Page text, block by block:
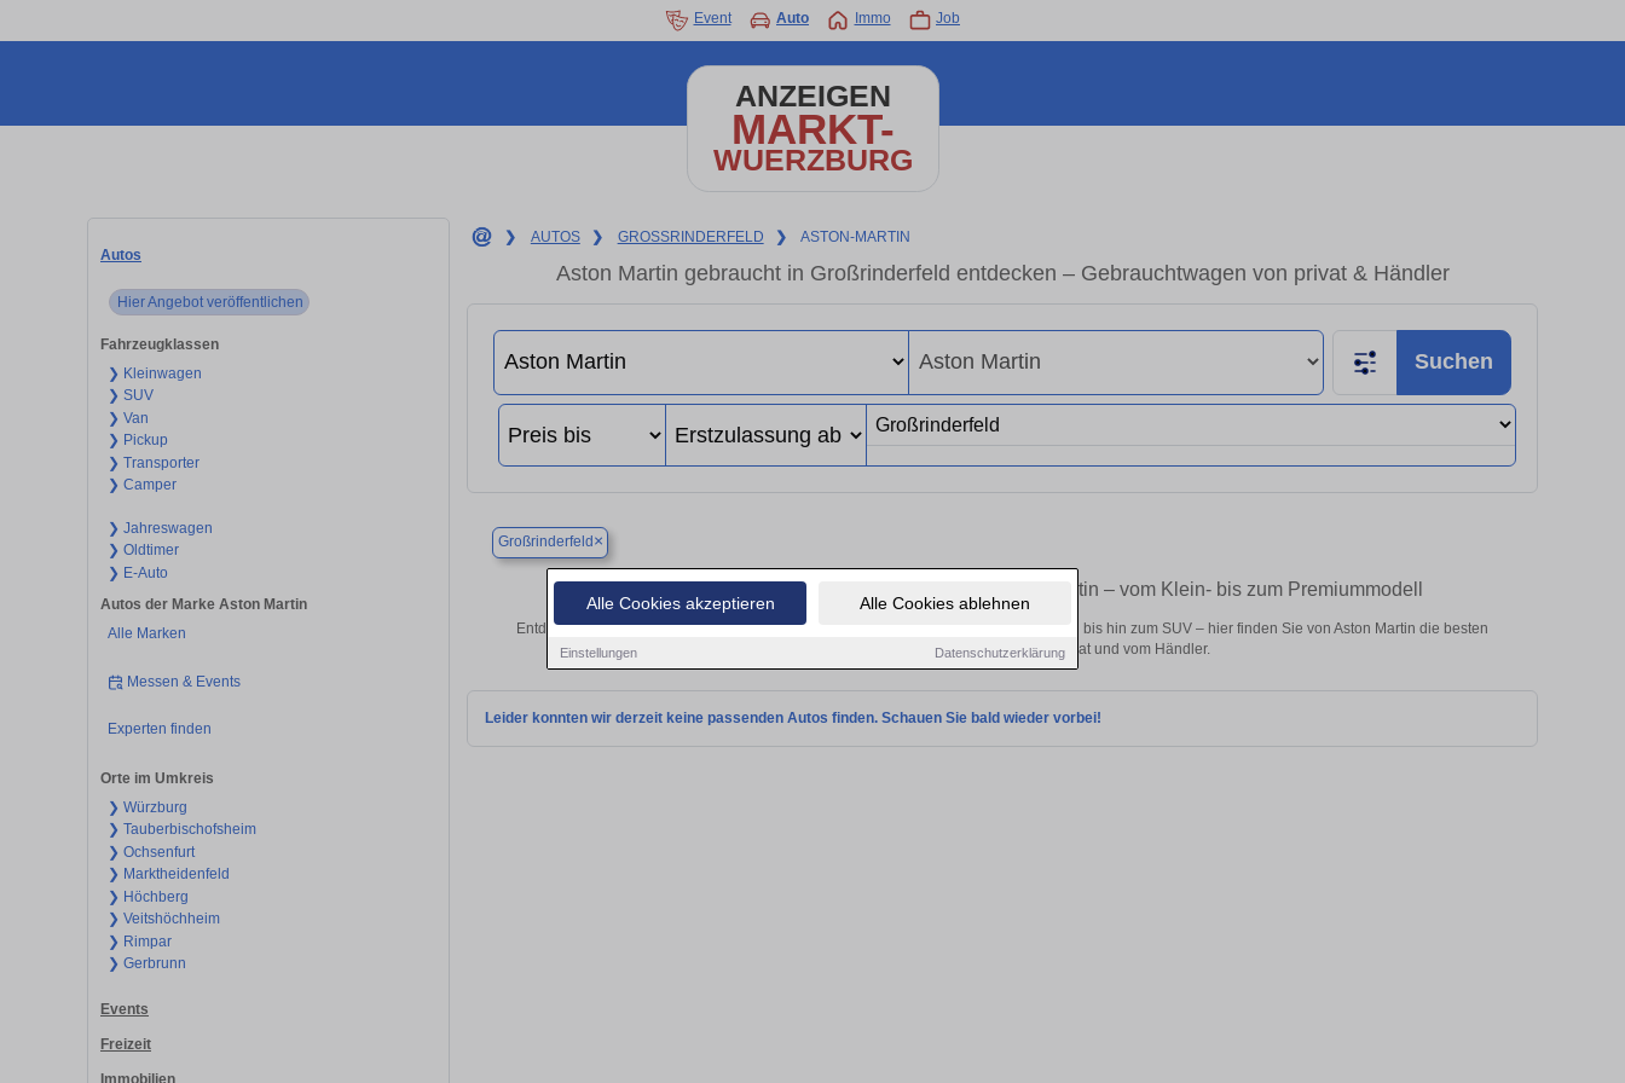
Alle Cookies akzeptieren Alle Cookies ablehnen
Einstellungen Datenschutzerklärung
Event Auto Immo Job
ANZEIGEN
MARKT-
WUERZBURG
Autos
Hier Angebot veröffentlichen
Fahrzeugklassen
❯ Kleinwagen
❯ SUV
❯ Van
❯ Pickup
❯ Transporter
❯ Camper
❯ Jahreswagen
❯ Oldtimer
❯ E-Auto
Autos der Marke Aston Martin
Alle Marken
Messen & Events
Experten finden
Orte im Umkreis
❯ Würzburg
❯ Tauberbischofsheim
❯ Ochsenfurt
❯ Marktheidenfeld
❯ Höchberg
❯ Veitshöchheim
❯ Rimpar
❯ Gerbrunn
Events
Freizeit
Immobilien
❯ AUTOS ❯ GROSSRINDERFELD ❯ ASTON-MARTIN
Aston Martin gebraucht in Großrinderfeld entdecken – Gebrauchtwagen von privat & Händler
Suchen
Großrinderfeld ×
Finden Sie in Großrinderfeld Ihren gebrauchten Aston Martin – vom Klein- bis zum Premiummodell
Entdecken Sie in Großrinderfeld gebrauchte Aston Martin Fahrzeuge. Von Kleinwagen bis hin zum SUV – hier finden Sie von Aston Martin die besten
Gebrauchtwagen in Großrinderfeld von privat und vom Händler.
Leider konnten wir derzeit keine passenden Autos finden. Schauen Sie bald wieder vorbei!